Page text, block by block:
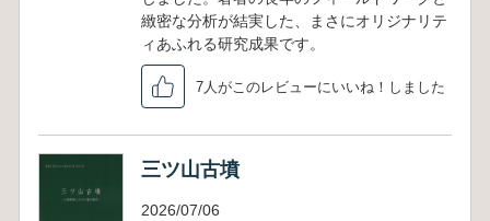
緻密な分析が結実した、まさにオリジナリテ
ィあふれる研究成果です。
7人がこのレビューにいいね！しました
三ツ山古墳
2026/07/06